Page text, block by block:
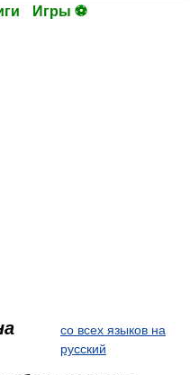
Игры ⚽
со всех языков на
русский